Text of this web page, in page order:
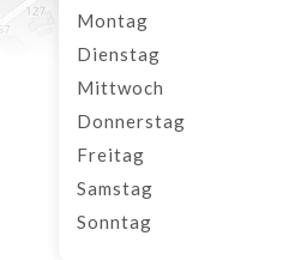
Montag
Dienstag
Mittwoch
Donnerstag
Freitag
Samstag
Sonntag